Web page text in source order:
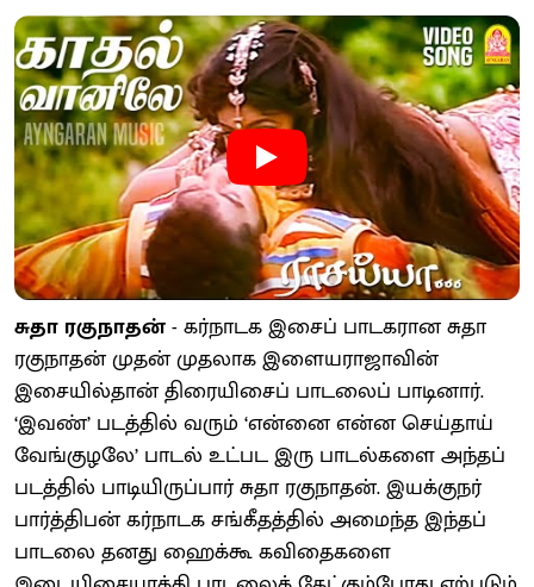
சுதா ரகுநாதன்- கர்நாடக இசைப் பாடகரான சுதா
ரகுநாதன் முதன் முதலாக இளையராஜாவின்
இசையில்தான் திரையிசைப் பாடலைப் பாடினார்.
‘இவண்’ படத்தில் வரும் ‘என்னை என்ன செய்தாய்
வேங்குழலே’ பாடல் உட்பட இரு பாடல்களை அந்தப்
படத்தில் பாடியிருப்பார் சுதா ரகுநாதன். இயக்குநர்
பார்த்திபன் கர்நாடக சங்கீதத்தில் அமைந்த இந்தப்
பாடலை தனது ஹைக்கூ கவிதைகளை